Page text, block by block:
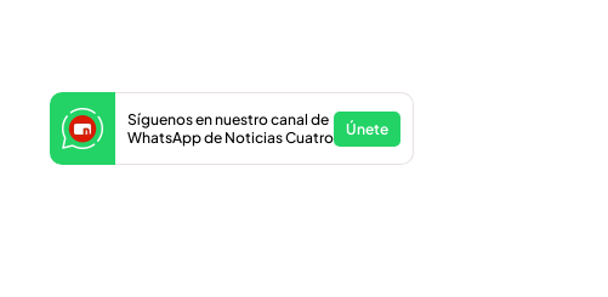
Síguenos en nuestro canal de
WhatsApp de Noticias Cuatro
Únete